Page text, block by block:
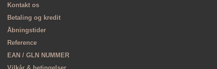
Kontakt os
Betaling og kredit
Åbningstider
Reference
EAN / GLN NUMMER